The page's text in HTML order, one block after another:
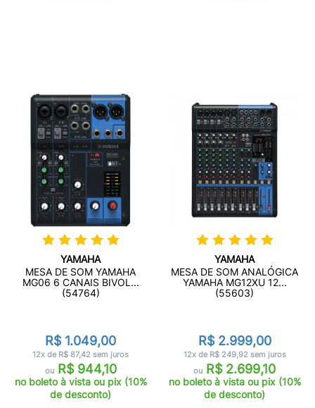
YAMAHA
MESA DE SOM YAMAHA
MG06 6 CANAIS BIVOL...
(54764)
R$ 1.049,00
12x de R$ 87,42 sem juros
ouR$ 944,10
no boleto à vista ou pix (10%
de desconto)
YAMAHA
MESA DE SOM ANALÓGICA
YAMAHA MG12XU 12...
(55603)
R$ 2.999,00
12x de R$ 249,92 sem juros
ou R$ 2.699,10
no boleto à vista ou pix (10%
de desconto)